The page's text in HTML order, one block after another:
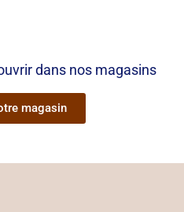
dans nos magasins
magasin